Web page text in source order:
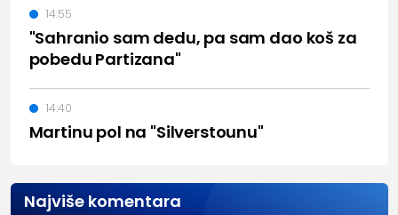
"Sahranio sam dedu, pa sam dao koš za
pobedu Partizana"
14:55
Martinu pol na "Silverstounu"
14:40
Najviše komentara